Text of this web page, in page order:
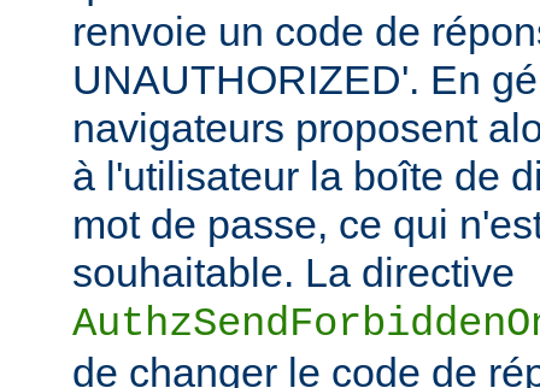
renvoie un code de
UNAUTHORIZED'. En
navigateurs proposent
à l'utilisateur la boîte de
mot de passe, ce qui
souhaitable. La directive
de changer le code de